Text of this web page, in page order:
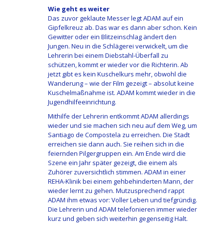
Wie geht es weiter
Das zuvor geklaute Messer legt ADAM auf ein
Gipfelkreuz ab. Das war es dann aber schon. Kein
Gewitter oder ein Blitzeinschlag ändert den
Jungen. Neu in die Schlägerei verwickelt, um die
Lehrerin bei einem Diebstahl-Überfall zu
schützen, kommt er wieder vor die Richterin. Ab
jetzt gibt es kein Kuschelkurs mehr, obwohl die
Wanderung – wie der Film gezeigt – absolut keine
Kuschelmaßnahme ist. ADAM kommt wieder in die
Jugendhilfeeinrichtung.
Mithilfe der Lehrerin entkommt ADAM allerdings
wieder und sie machen sich neu auf dem Weg, um
Santiago de Compostela zu erreichen. Die Stadt
erreichen sie dann auch. Sie reihen sich in die
feiernden Pilgergruppen ein. Am Ende wird die
Szene ein Jahr später gezeigt, die einem als
Zuhörer zuversichtlich stimmen. ADAM in einer
REHA-Klinik bei einem gehbehinderten Mann, der
wieder lernt zu gehen. Mutzusprechend rappt
ADAM ihm etwas vor: Voller Leben und tiefgründig.
Die Lehrerin und ADAM telefonieren immer wieder
kurz und geben sich weiterhin gegenseitig Halt.